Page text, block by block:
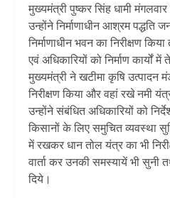
मुख्यमंत्री पुष्कर सिंह धामी
उन्होंने निर्माणाधीन आश्रम पद्धति
निर्माणाधीन भवन का निरीक्षण
एवं अधिकारियों को निर्माण कार्यों
मुख्यमंत्री ने खटीमा कृषि उत्पादन
निरीक्षण किया और वहां रखे नमी
उन्होंने संबंधित अधिकारियों को
किसानों के लिए समुचित व्यवस्था
में रखकर धान तोल यंत्र का भी
वार्ता कर उनकी समस्यायें भी सुनी
दिये।